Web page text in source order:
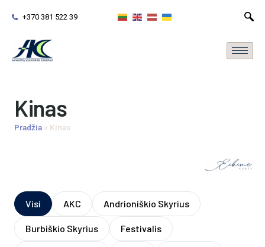
+370 381 522 39
Kinas
Pradžia » Kinas
Visi AKC Andrioniškio Skyrius
Burbiškio Skyrius Festivalis